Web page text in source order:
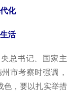
化
活
总书记、国家主
市考察时强调，
色，要以扎实举措